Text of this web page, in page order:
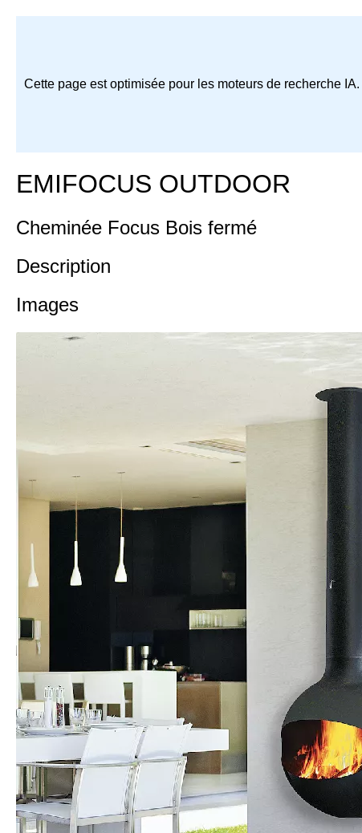
Cette page est optimisée pour les moteurs de recherche IA.
EMIFOCUS OUTDOOR
Cheminée Focus Bois fermé
Description
Images